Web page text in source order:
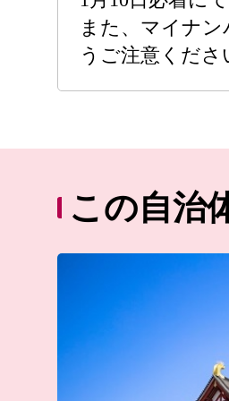
また、マイナ
うご注意くださ
この自治